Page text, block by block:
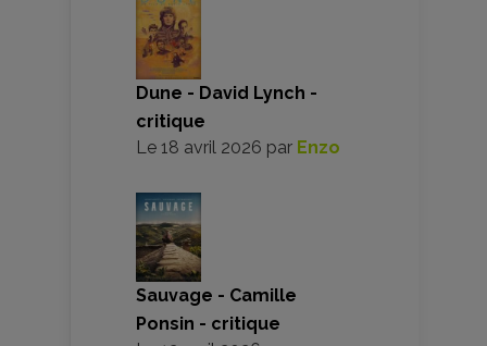
Dune - David Lynch -
critique
Le 18 avril 2026 par Enzo
Sauvage - Camille
Ponsin - critique